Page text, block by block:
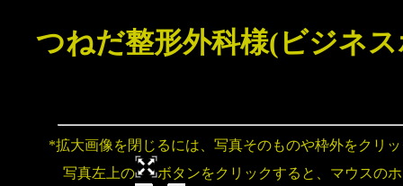
つねだ整形外科様(ビジネ
*拡大画像を閉じるには、写真そのものや枠外をクリ
写真左上の
ボタンをクリックすると、マウスの